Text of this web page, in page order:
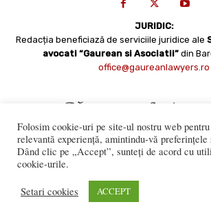
JURIDIC:
Redacția beneficiază de serviciile juridice ale
avocati “Gaurean si Asociatii” din
office@gaureanlawyers.ro
numai cu acordul expres al Bistriteanul.Ro.
Folosim cookie-uri pe site-ul nostru web
relevantă experiență, amintindu-vă
Dând clic pe „Accept”, sunteți de acord cu
cookie-urile.
Setari cookies ACCEPT